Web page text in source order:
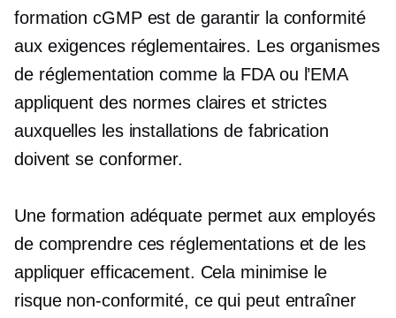
formation cGMP est de garantir la conformité
aux exigences réglementaires. Les organismes
de réglementation comme la FDA ou l’EMA
appliquent des normes claires et strictes
auxquelles les installations de fabrication
doivent se conformer.
Une formation adéquate permet aux employés
de comprendre ces réglementations et de les
appliquer efficacement. Cela minimise le
risque non-conformité, ce qui peut entraîner